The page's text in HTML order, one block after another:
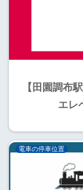
【田園調布
エレ
電車の停車位置